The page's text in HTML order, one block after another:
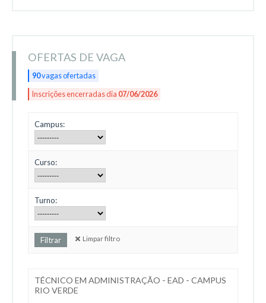
OFERTAS DE VAGA
90vagas ofertadas
Inscrições encerradas dia 07/06/2026
Campus:
Curso:
Turno:
Limpar filtro
TÉCNICO EM ADMINISTRAÇÃO - EAD - CAMPUS
RIO VERDE